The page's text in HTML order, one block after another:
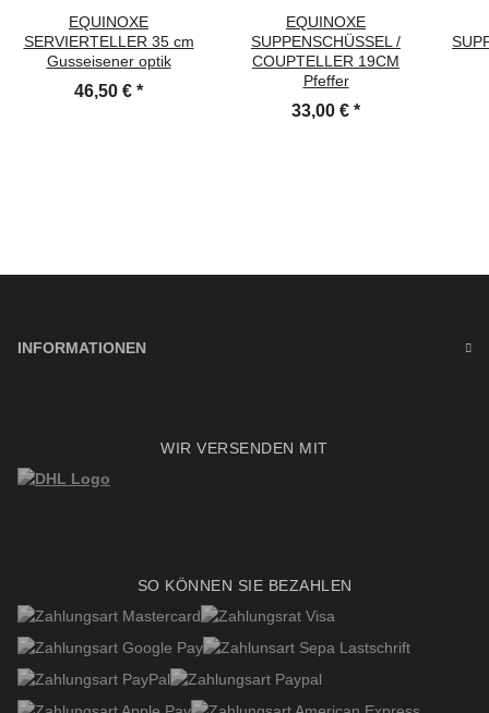
EQUINOXE
SERVIERTELLER 35 cm
Gusseisener optik
46,50 € *
EQUINOXE
SUPPENSCHÜSSEL /
COUPTELLER 19CM
Pfeffer
33,00 € *
INFORMATIONEN
WIR VERSENDEN MIT
SO KÖNNEN SIE BEZAHLEN